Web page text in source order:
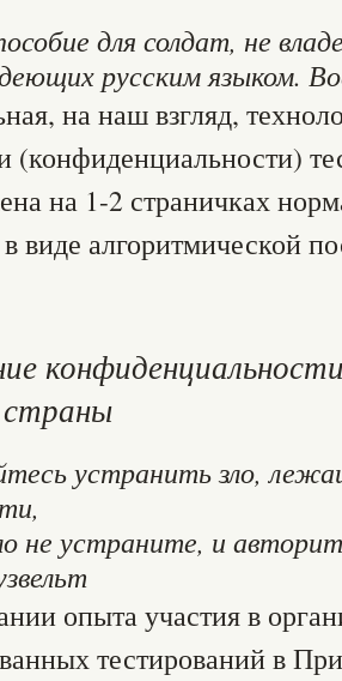
для солдат, не
русским языком.
на наш взгляд,
(конфиденциальности)
на 1-2 страничках
виде алгоритмической
страны
устранить зло,
не устраните, и
опыта участия в
тестирований в